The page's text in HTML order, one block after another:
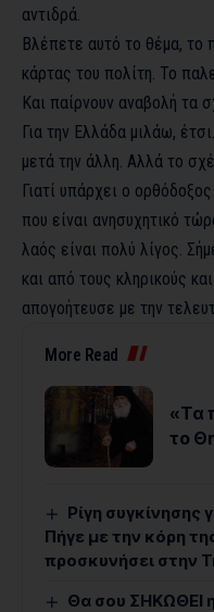
αντιδρά.
Βλέπετε αυτό το θέμα, το
κάρτας του πολίτη. Το
Και παίρνουν αναβολή τα
Για την Ελλάδα μιλάω,
μετά την άλλη. Αλλά το
Γιατί υπάρχει ο
που είναι ανησυχητικό
λαός είναι πολύ λίγος.
και από τους κληρικούς
απογοήτευσε με την
More Read
«Τα
το
Ρίγη συγκίνησης
Πήγε με την κόρη
προσκυνήσει στην
Θα σου ΣΗΚΩΘΕΙ